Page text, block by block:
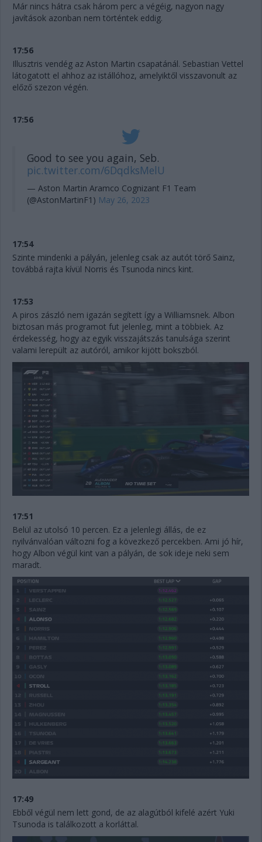
Már nincs hátra csak három perc a végéig, nagyon nagy
javítások azonban nem történtek eddig.
17:56
Illusztris vendég az Aston Martin csapatánál. Sebastian Vettel
látogatott el ahhoz az istállóhoz, amelyiktől visszavonult az
előző szezon végén.
17:56
Good to see you again, Seb.
pic.twitter.com/6DqdksMelU
— Aston Martin Aramco Cognizant F1 Team
(@AstonMartinF1) May 26, 2023
17:54
Szinte mindenki a pályán, jelenleg csak az autót törő Sainz,
továbbá rajta kívül Norris és Tsunoda nincs kint.
17:53
A piros zászló nem igazán segített így a Williamsnek. Albon
biztosan más programot fut jelenleg, mint a többiek. Az
érdekesség, hogy az egyik visszajátszás tanulsága szerint
valami lerepült az autóról, amikor kijött bokszból.
17:51
Belül az utolsó 10 percen. Ez a jelenlegi állás, de ez
nyilvánvalóan változni fog a kövezkező percekben. Ami jó hír,
hogy Albon végül kint van a pályán, de sok ideje neki sem
maradt.
17:49
Ebből végül nem lett gond, de az alagútból kifelé azért Yuki
Tsunoda is találkozott a korláttal.